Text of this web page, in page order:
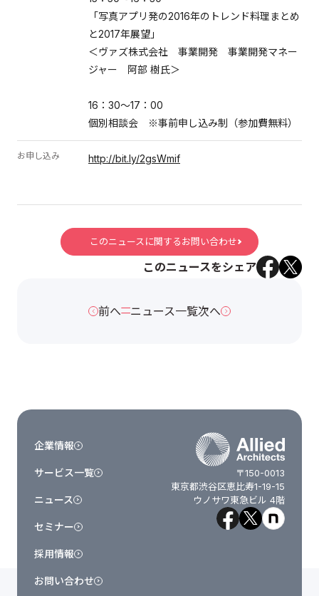
「写真アプリ発の2016年のトレンド料理まとめ
と2017年展望」
＜ヴァズ株式会社 事業開発 事業開発マネー
ジャー 阿部 樹氏＞
16：30～17：00
個別相談会 ※事前申し込み制（参加費無料）
お申し込み http://bit.ly/2gsWmif
このニュースに関するお問い合わせ
このニュースをシェア
前へ ニュース一覧次へ
〒150-0013
東京都渋谷区恵比寿1-19-15
ウノサワ東急ビル 4階
企業情報
サービス一覧
ニュース
セミナー
採用情報
お問い合わせ